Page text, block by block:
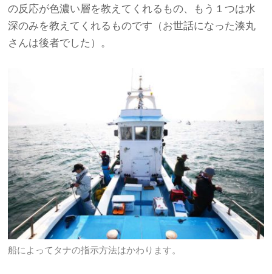
の反応が色濃い層を教えてくれるもの、もう１つは水
深のみを教えてくれるものです（お世話になった湊丸
さんは後者でした）。
船によってタナの指示方法はかわります。